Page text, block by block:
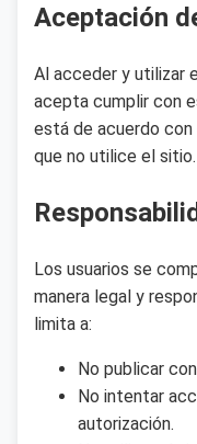
Aceptación
Al acceder y utilizar
acepta cumplir con
está de acuerdo
que no utilice el sitio.
Los usuarios se
manera legal y
limita a:
No publicar
No intentar
autorización.